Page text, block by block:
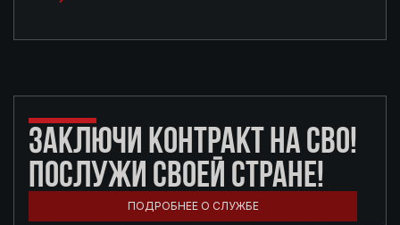
ЗАКЛЮЧИ КОНТРАКТ НА СВО!
ПОСЛУЖИ СВОЕЙ СТРАНЕ!
ПОДРОБНЕЕ О СЛУЖБЕ